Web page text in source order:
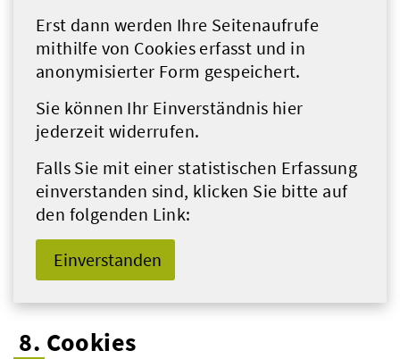
Erst dann werden Ihre Seitenaufrufe
mithilfe von Cookies erfasst und in
anonymisierter Form gespeichert.
Sie können Ihr Einverständnis hier
jederzeit widerrufen.
Falls Sie mit einer statistischen Erfassung
einverstanden sind, klicken Sie bitte auf
den folgenden Link:
Einverstanden
8. Cookies